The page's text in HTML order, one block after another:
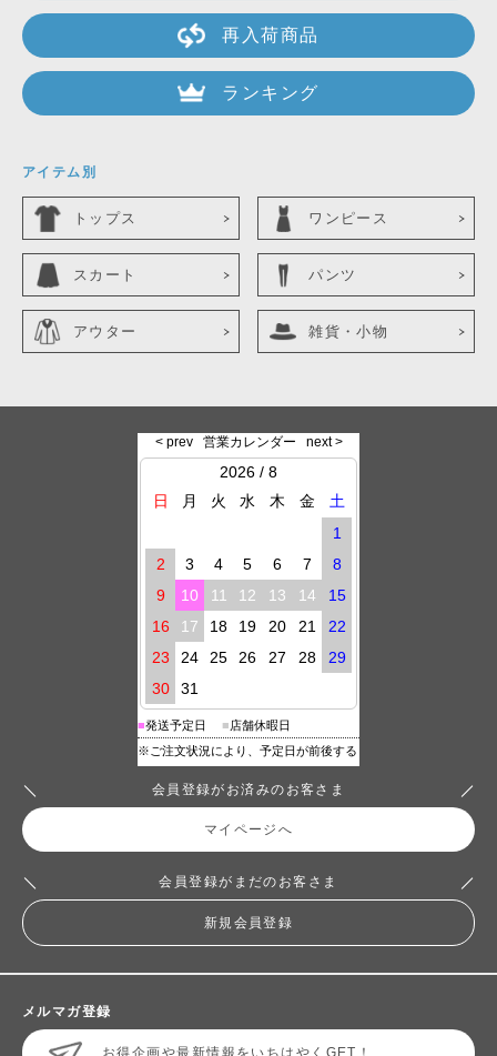
再入荷商品
ランキング
アイテム別
トップス ワンピース
スカート パンツ
アウター 雑貨・小物
会員登録がお済みのお客さま
マイページへ
会員登録がまだのお客さま
新規会員登録
メルマガ登録